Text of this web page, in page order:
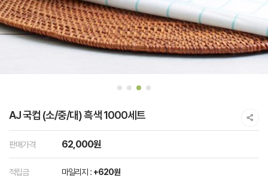
AJ 국컵 (소/중/대) 흑색 1000세트
판매가격 62,000원
적립금 마일리지 : +620원